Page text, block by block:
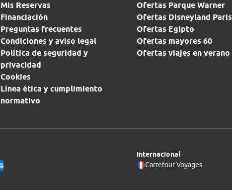
Mis Reservas
Financiación
Preguntas frecuentes
Condiciones y aviso legal
Política de seguridad y
privacidad
Cookies
Línea ética y cumplimiento
normativo
Ofertas Parque Warner
Ofertas Disneyland Paris
Ofertas Egipto
Ofertas mayores 60
Ofertas viajes en verano
Internacional
Carrefour Voyages